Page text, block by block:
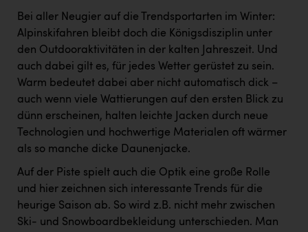
Bei aller Neugier auf die Trendsportarten im Winter:
Alpinskifahren bleibt doch die Königsdisziplin unter
den Outdooraktivitäten in der kalten Jahreszeit. Und
auch dabei gilt es, für jedes Wetter gerüstet zu sein.
Warm bedeutet dabei aber nicht automatisch dick –
auch wenn viele Wattierungen auf den ersten Blick zu
dünn erscheinen, halten leichte Jacken durch neue
Technologien und hochwertige Materialen oft wärmer
als so manche dicke Daunenjacke.
Auf der Piste spielt auch die Optik eine große Rolle
und hier zeichnen sich interessante Trends für die
heurige Saison ab. So wird z.B. nicht mehr zwischen
Ski- und Snowboardbekleidung unterschieden. Man